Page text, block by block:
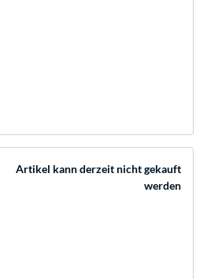
Artikel kann derzeit nicht gekauft
werden